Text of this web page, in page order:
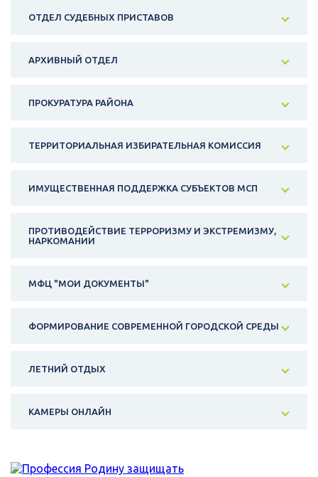
ОТДЕЛ СУДЕБНЫХ ПРИСТАВОВ
АРХИВНЫЙ ОТДЕЛ
ПРОКУРАТУРА РАЙОНА
ТЕРРИТОРИАЛЬНАЯ ИЗБИРАТЕЛЬНАЯ КОМИССИЯ
ИМУЩЕСТВЕННАЯ ПОДДЕРЖКА СУБЪЕКТОВ МСП
ПРОТИВОДЕЙСТВИЕ ТЕРРОРИЗМУ И ЭКСТРЕМИЗМУ,
НАРКОМАНИИ
МФЦ "МОИ ДОКУМЕНТЫ"
ФОРМИРОВАНИЕ СОВРЕМЕННОЙ ГОРОДСКОЙ СРЕДЫ
ЛЕТНИЙ ОТДЫХ
КАМЕРЫ ОНЛАЙН